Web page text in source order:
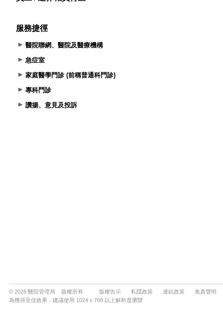
服務捷徑
醫院聯網、醫院及醫療機構
急症室
家庭醫學門診 (前稱普通科門診)
專科門診
讚揚、意見及投訴
© 2026 醫院管理局 版權所有 版權告示 私隱政策 連結政策
免責聲明
為獲得至佳效果，建議使用 1024 x 768 以上解析度瀏覽